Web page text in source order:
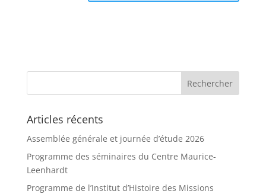
Articles récents
Assemblée générale et journée d’étude 2026
Programme des séminaires du Centre Maurice-
Leenhardt
Programme de l’Institut d’Histoire des Missions